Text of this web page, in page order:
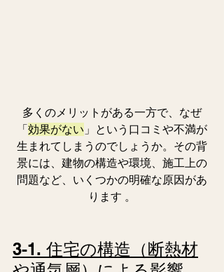
多くのメリットがある一方で、なぜ
「効果がない 」という口コミや不満が
生まれてしまうのでしょうか。その背
景には、建物の構造や環境、施工上の
問題など、いくつかの明確な原因があ
ります 。
3-1. 住宅の構造（断熱材